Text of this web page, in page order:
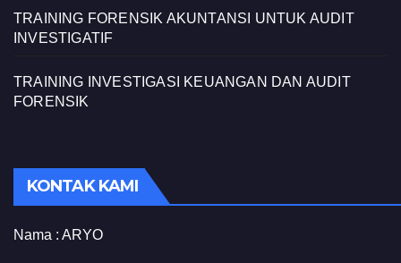
TRAINING FORENSIK AKUNTANSI UNTUK AUDIT
INVESTIGATIF
TRAINING INVESTIGASI KEUANGAN DAN AUDIT
FORENSIK
KONTAK KAMI
Nama : ARYO